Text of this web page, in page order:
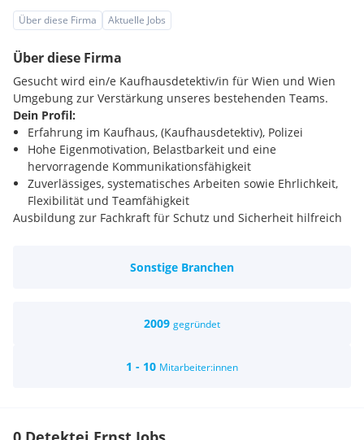
Über diese Firma Aktuelle Jobs
Über diese Firma
Gesucht wird ein/e Kaufhausdetektiv/in für Wien und Wien
Umgebung zur Verstärkung unseres bestehenden Teams.
Dein Profil:
Erfahrung im Kaufhaus, (Kaufhausdetektiv), Polizei
Hohe Eigenmotivation, Belastbarkeit und eine
hervorragende Kommunikationsfähigkeit
Zuverlässiges, systematisches Arbeiten sowie Ehrlichkeit,
Flexibilität und Teamfähigkeit
Ausbildung zur Fachkraft für Schutz und Sicherheit hilfreich
Verdächtigen, sowie die Vornahme und Erhebung über
wertschätzendes Arbeitsklima in einem erfahrenen Team
Sonstige Branchen
2009 gegründet
1 - 10 Mitarbeiter:innen